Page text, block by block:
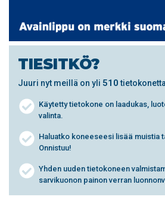
TIESITKÖ?
Juuri nyt meillä on yli 510
Käytetty tietokone on laadukas,
valinta.
Haluatko koneeseesi lisää muistia
Onnistuu!
Yhden uuden tietokoneen
sarvikuonon painon verran